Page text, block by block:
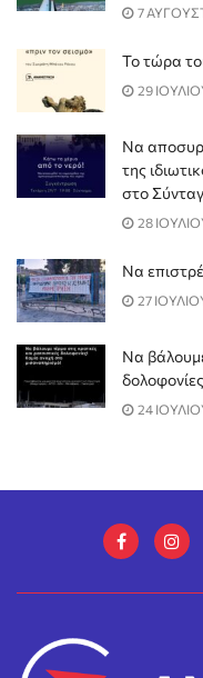
7
Το τώρα
29
Να
της
στο
28
Να
27
Να
24